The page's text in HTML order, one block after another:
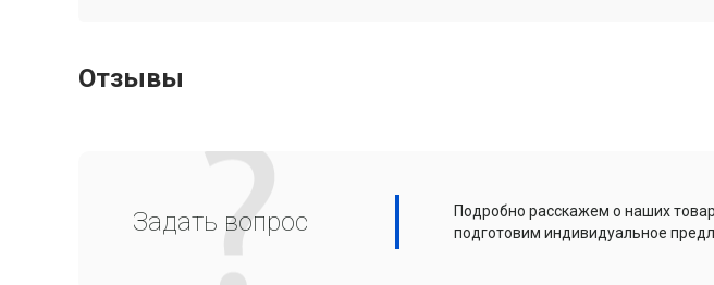
Отзывы
Задать вопрос
Подробно расскажем о наших
подготовим индивидуальное